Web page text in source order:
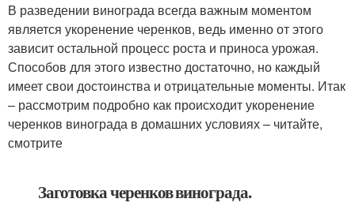
В разведении винограда всегда важным моментом
является укоренение черенков, ведь именно от этого
зависит остальной процесс роста и приноса урожая.
Способов для этого известно достаточно, но каждый
имеет свои достоинства и отрицательные моменты. Итак
– рассмотрим подробно как происходит укоренение
черенков винограда в домашних условиях – читайте,
смотрите
Заготовка черенков винограда.